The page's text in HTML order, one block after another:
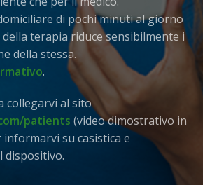
di pochi minuti al giorno
terapia riduce sensibilmente i
della stessa.
.
collegarvi al sito
patients (video dimostrativo in
su casistica e
dispositivo.